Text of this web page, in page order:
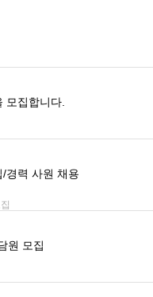
모집합니다.
경력 사원 채용
원 모집